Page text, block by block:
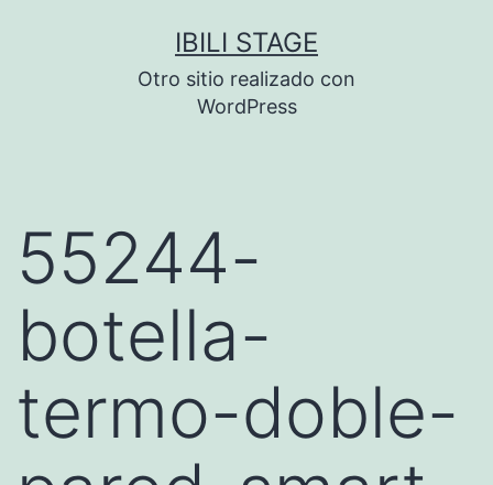
IBILI STAGE
Otro sitio realizado con
WordPress
55244-
botella-
termo-doble-